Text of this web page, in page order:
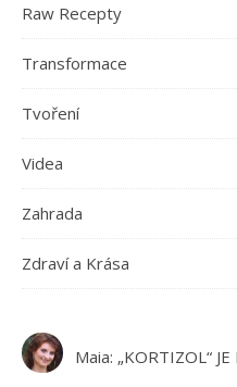
Raw Recepty
Transformace
Tvoření
Videa
Zahrada
Zdraví a Krása
Maia: „KORTIZOL“